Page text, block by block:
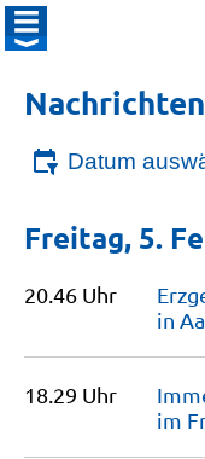
Datum
Freitag, 5.
20.46 Uhr
in
18.29 Uhr
im